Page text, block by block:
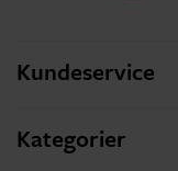
Kundeservice
Kategorier